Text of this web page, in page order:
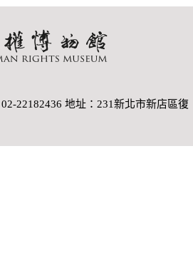
22182436 地址：231新北市新店區復